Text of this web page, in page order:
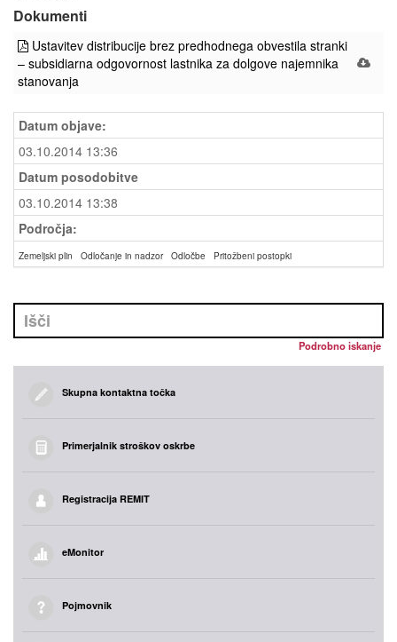
Dokumenti
Ustavitev distribucije brez predhodnega obvestila stranki
– subsidiarna odgovornost lastnika za dolgove najemnika
stanovanja
Datum objave:
03.10.2014 13:36
Datum posodobitve
03.10.2014 13:38
Področja:
Zemeljski plin Odločanje in nadzor Odločbe Pritožbeni postopki
Podrobno iskanje
Skupna kontaktna točka
Primerjalnik stroškov oskrbe
Registracija REMIT
eMonitor
Pojmovnik